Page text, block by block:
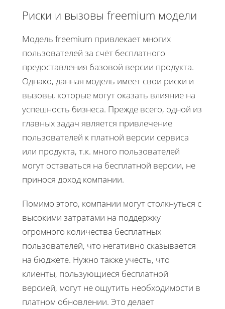
Риски и вызовы freemium модели
Модель freemium привлекает многих
пользователей за счёт бесплатного
предоставления базовой версии продукта.
Однако, данная модель имеет свои риски и
вызовы, которые могут оказать влияние на
успешность бизнеса. Прежде всего, одной из
главных задач является привлечение
пользователей к платной версии сервиса
или продукта, т.к. много пользователей
могут оставаться на бесплатной версии, не
принося доход компании.
Помимо этого, компании могут столкнуться с
высокими затратами на поддержку
огромного количества бесплатных
пользователей, что негативно сказывается
на бюджете. Нужно также учесть, что
клиенты, пользующиеся бесплатной
версией, могут не ощутить необходимости в
платном обновлении. Это делает